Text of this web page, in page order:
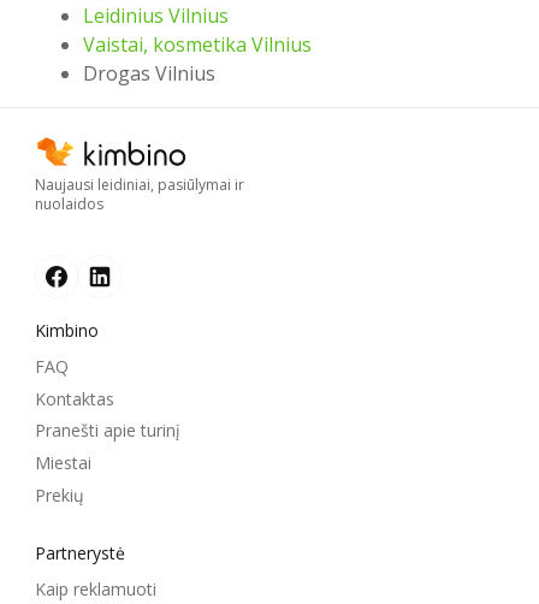
Leidinius Vilnius
Vaistai, kosmetika Vilnius
Drogas Vilnius
Naujausi leidiniai, pasiūlymai ir
nuolaidos
Kimbino
FAQ
Kontaktas
Pranešti apie turinį
Miestai
Prekių
Partnerystė
Kaip reklamuoti